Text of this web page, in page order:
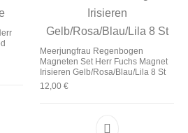
Meerjungfrau Regenbogen
Magneten Set Herr Fuchs Magnet
Irisieren Gelb/Rosa/Blau/Lila 8 St
12,00 €